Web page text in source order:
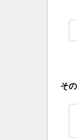
そ